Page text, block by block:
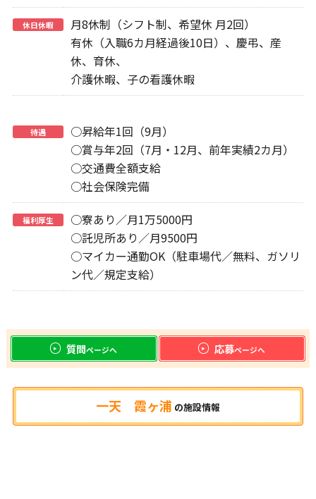
休日休暇
月8休制（シフト制、希望休 月2回）
有休（入職6カ月経過後10日）、慶弔、産
休、育休、
介護休暇、子の看護休暇
待遇
○昇給年1回（9月）
○賞与年2回（7月・12月、前年実績2カ月）
○交通費全額支給
○社会保険完備
福利厚生
○寮あり／月1万5000円
○託児所あり／月9500円
○マイカー通勤OK（駐車場代／無料、ガソリ
ン代／規定支給）
質問ページへ 応募ページへ
一天 霞ヶ浦 の施設情報